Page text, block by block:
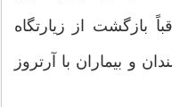
بازگشت از زیارتگاه
و بیماران با آرتروز